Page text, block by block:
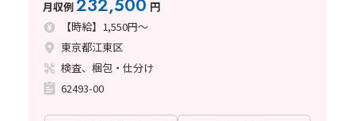
月収例232,500 円
【時給】1,550円～
東京都江東区
検査、梱包・仕分け
62493-00